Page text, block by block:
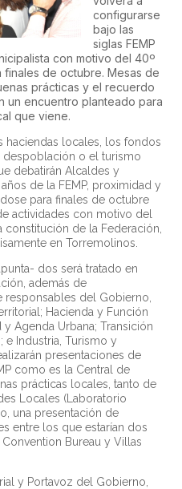
configurarse
bajo las
siglas FEMP
con motivo del 40º
de octubre. Mesas de
prácticas y el recuerdo
un encuentro planteado para
que viene.
haciendas locales, los fondos
despoblación o el turismo
debatirán Alcaldes y
de la FEMP, proximidad y
para finales de octubre
actividades con motivo del
de la Federación,
en Torremolinos.
dos será tratado en
además de
responsables del Gobierno,
Hacienda y Función
Agenda Urbana; Transición
e Industria, Turismo y
presentaciones de
como es la Central de
prácticas locales, tanto de
Locales (Laboratorio
una presentación de
entre los que estarían dos
Bureau y Villas
y Portavoz del Gobierno,